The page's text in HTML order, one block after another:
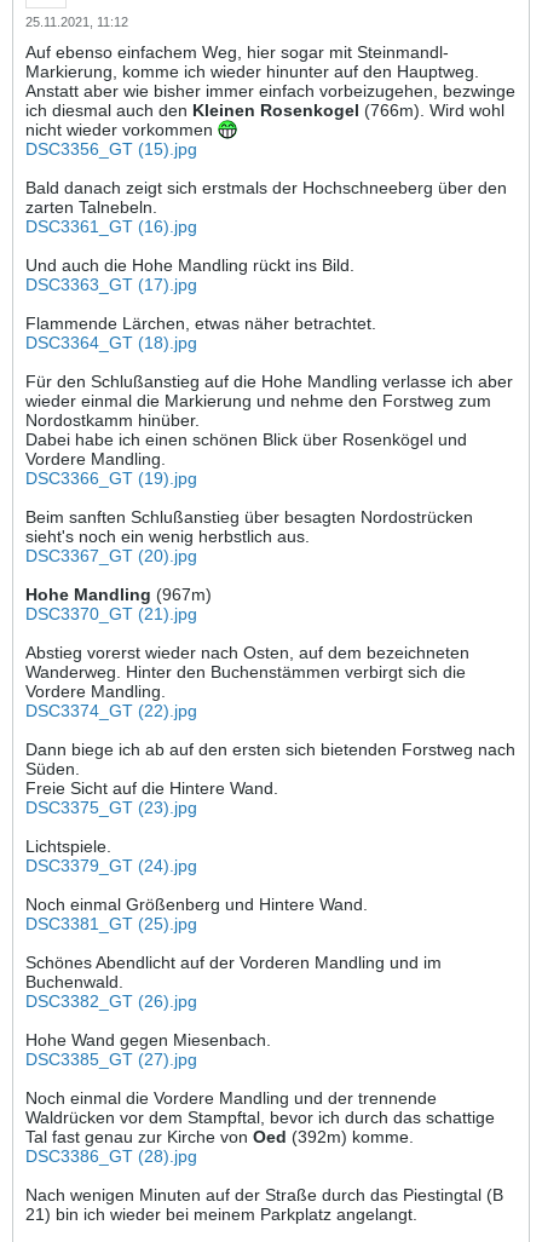
25.11.2021, 11:12
Auf ebenso einfachem Weg, hier sogar mit Steinmandl-
Markierung, komme ich wieder hinunter auf den Hauptweg.
Anstatt aber wie bisher immer einfach vorbeizugehen, bezwinge
ich diesmal auch den Kleinen Rosenkogel (766m). Wird wohl
nicht wieder vorkommen
DSC3356_GT (15).jpg
Bald danach zeigt sich erstmals der Hochschneeberg über den
zarten Talnebeln.
DSC3361_GT (16).jpg
Und auch die Hohe Mandling rückt ins Bild.
DSC3363_GT (17).jpg
Flammende Lärchen, etwas näher betrachtet.
DSC3364_GT (18).jpg
Für den Schlußanstieg auf die Hohe Mandling verlasse ich aber
wieder einmal die Markierung und nehme den Forstweg zum
Nordostkamm hinüber.
Dabei habe ich einen schönen Blick über Rosenkögel und
Vordere Mandling.
DSC3366_GT (19).jpg
Beim sanften Schlußanstieg über besagten Nordostrücken
sieht's noch ein wenig herbstlich aus.
DSC3367_GT (20).jpg
Hohe Mandling (967m)
DSC3370_GT (21).jpg
Abstieg vorerst wieder nach Osten, auf dem bezeichneten
Wanderweg. Hinter den Buchenstämmen verbirgt sich die
Vordere Mandling.
DSC3374_GT (22).jpg
Dann biege ich ab auf den ersten sich bietenden Forstweg nach
Süden.
Freie Sicht auf die Hintere Wand.
DSC3375_GT (23).jpg
Lichtspiele.
DSC3379_GT (24).jpg
Noch einmal Größenberg und Hintere Wand.
DSC3381_GT (25).jpg
Schönes Abendlicht auf der Vorderen Mandling und im
Buchenwald.
DSC3382_GT (26).jpg
Hohe Wand gegen Miesenbach.
DSC3385_GT (27).jpg
Noch einmal die Vordere Mandling und der trennende
Waldrücken vor dem Stampftal, bevor ich durch das schattige
Tal fast genau zur Kirche von Oed (392m) komme.
DSC3386_GT (28).jpg
Nach wenigen Minuten auf der Straße durch das Piestingtal (B
21) bin ich wieder bei meinem Parkplatz angelangt.